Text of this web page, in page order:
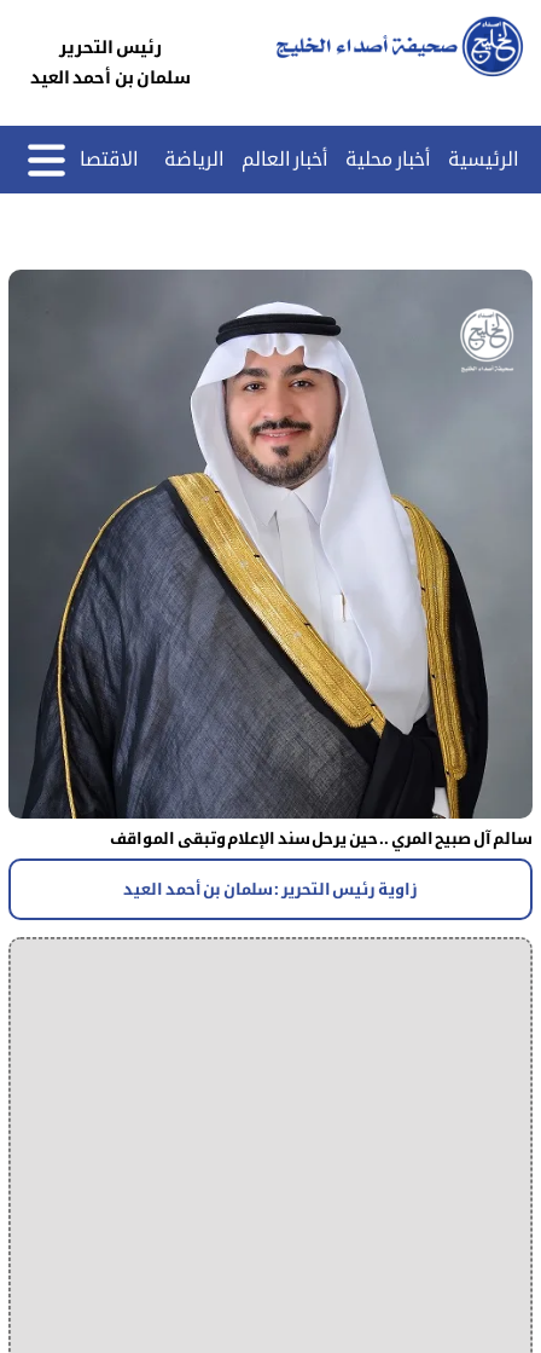
رئيس التحرير
سلمان بن أحمد العيد
الرئيسية أخبار محلية أخبار العالم الرياضة الاقتصاد
سالم آل صبيح المري .. حين يرحل سند الإعلام وتبقى المواقف
زاوية رئيس التحرير : سلمان بن أحمد العيد